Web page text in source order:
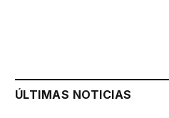
ÚLTIMAS NOTICIAS